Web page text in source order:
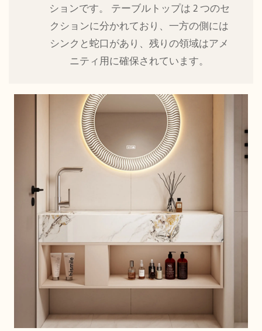
ションです。 テーブルトップは 2 つのセ
クションに分かれており、一方の側には
シンクと蛇口があり、残りの領域はアメ
ニティ用に確保されています。